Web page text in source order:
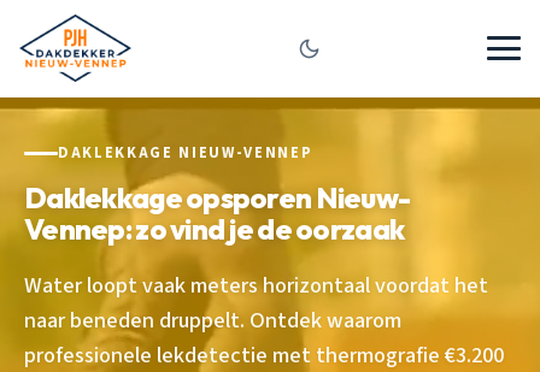
DAKLEKKAGE NIEUW-VENNEP
Daklekkage opsporen Nieuw-
Vennep: zo vind je de oorzaak
Water loopt vaak meters horizontaal voordat het
naar beneden druppelt. Ontdek waarom
professionele lekdetectie met thermografie €3.200